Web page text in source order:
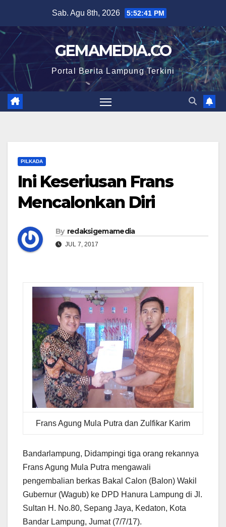
content
Sab. Agu 8th, 2026 5:52:42 PM
GEMAMEDIA.CO
Portal Berita Lampung Terkini
PILKADA
Ini Keseriusan Frans
Mencalonkan Diri
By redaksigemamedia
JUL 7, 2017
Frans Agung Mula Putra dan Zulfikar Karim
Bandarlampung, Didampingi tiga orang rekannya
Frans Agung Mula Putra mengawali
pengembalian berkas Bakal Calon (Balon) Wakil
Gubernur (Wagub) ke DPD Hanura Lampung di Jl.
Sultan H. No.80, Sepang Jaya, Kedaton, Kota
Bandar Lampung, Jumat (7/7/17).